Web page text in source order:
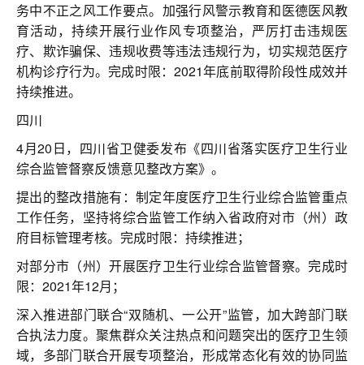
务中不正之风工作要点。加强行风警示教育和医德医风教
育活动，持续开展行业作风专项整治，严厉打击违规医
疗、欺诈骗保、违规收费等违法违规行为，切实规范医疗
机构诊疗行为。完成时限：2021年底前取得阶段性成效并
持续推进。
四川
4月20日，四川省卫健委发布《四川省落实医疗卫生行业
综合监管督察反馈意见整改方案》。
提出的整改措施有：制定年度医疗卫生行业综合监管重点
工作任务，坚持将综合监管工作纳入省政府对市（州）政
府目标管理考核。完成时限：持续推进；
对部分市（州）开展医疗卫生行业综合监管督察。完成时
限：2021年12月；
深入推进部门联合“双随机、一公开”监管，加大跨部门联
合执法力度。聚焦群众关注热点和问题突出的医疗卫生领
域，多部门联合开展专项整治，形成常态化有效的协同监